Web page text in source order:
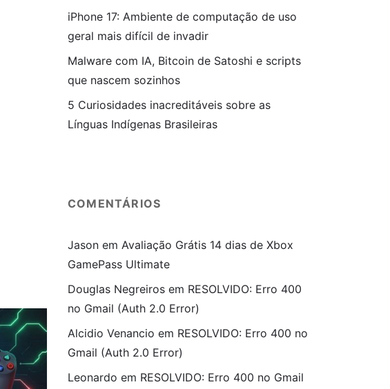
iPhone 17: Ambiente de computação de uso
geral mais difícil de invadir
Malware com IA, Bitcoin de Satoshi e scripts
que nascem sozinhos
5 Curiosidades inacreditáveis sobre as
Línguas Indígenas Brasileiras
COMENTÁRIOS
Jason em Avaliação Grátis 14 dias de Xbox
GamePass Ultimate
Douglas Negreiros em RESOLVIDO: Erro 400
no Gmail (Auth 2.0 Error)
Alcidio Venancio em RESOLVIDO: Erro 400 no
Gmail (Auth 2.0 Error)
Leonardo em RESOLVIDO: Erro 400 no Gmail